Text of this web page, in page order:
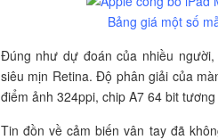
Bảng giá một số
Đúng như dự đoán của nhiều người,
siêu mịn Retina. Độ phân giải của
điểm ảnh 324ppi, chip A7 64 bit
Tin đồn về cảm biến vân tay đã